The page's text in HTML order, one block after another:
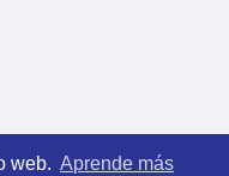
web. Aprende más